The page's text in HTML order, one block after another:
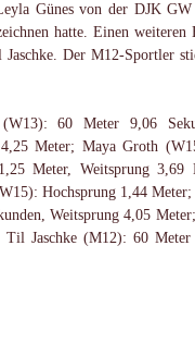
Günes von der DJK
hatte. Einen weiteren
Der M12-Sportler
60 Meter 9,06
Meter; Maya Groth
Meter, Weitsprung 3,69
Hochsprung 1,44
Weitsprung 4,05
Jaschke (M12): 60 Meter